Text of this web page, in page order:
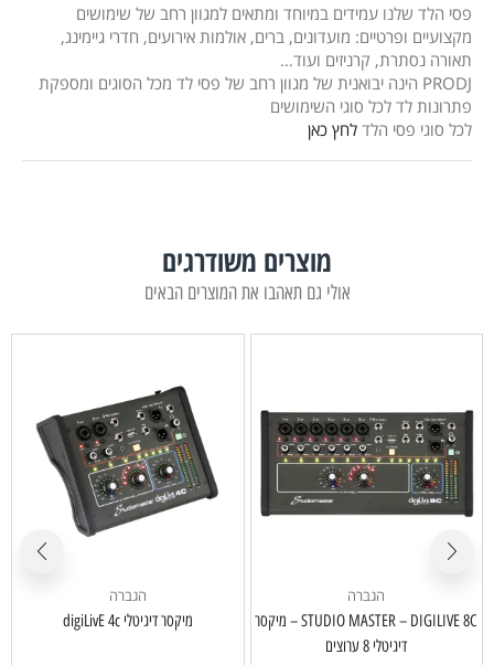
פסי הלד שלנו עמידים במיוחד ומתאים למגוון רחב של שימושים
מקצועיים ופרטיים: מועדונים, ברים, אולמות אירועים, חדרי גיימינג,
תאורה נסתרת, קרניזים ועוד…
PRODJ הינה יבואנית של מגוון רחב של פסי לד מכל הסוגים ומספקת
פתרונות לד לכל סוגי השימושים
לכל סוגי פסי הלד לחץ כאן
מוצרים משודרגים
אולי גם תאהבו את המוצרים הבאים
הגברה
STUDIO MASTER – DIGILIVE 8C – מיקסר
דיגיטלי 8 ערוצים
הגברה
מיקסר דיגיטלי digiLivE 4c